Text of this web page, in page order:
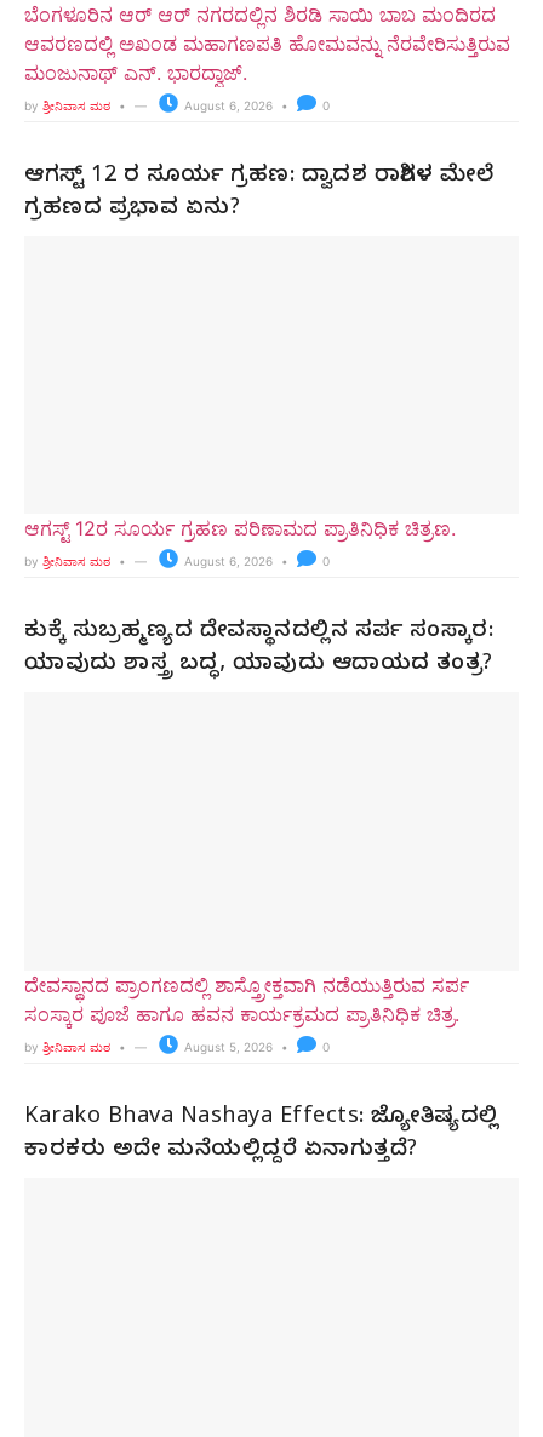
ಬೆಂಗಳೂರಿನ ಆರ್ ಆರ್ ನಗರದಲ್ಲಿನ ಶಿರಡಿ ಸಾಯಿ ಬಾಬ ಮಂದಿರದ
ಆವರಣದಲ್ಲಿ ಅಖಂಡ ಮಹಾಗಣಪತಿ ಹೋಮವನ್ನು ನೆರವೇರಿಸುತ್ತಿರುವ
ಮಂಜುನಾಥ್ ಎನ್. ಭಾರದ್ವಾಜ್.
by ಶ್ರೀನಿವಾಸ ಮಠ August 6, 2026 0
ಆಗಸ್ಟ್ 12 ರ ಸೂರ್ಯ ಗ್ರಹಣ: ದ್ವಾದಶ ರಾಶಿಗಳ ಮೇಲೆ
ಗ್ರಹಣದ ಪ್ರಭಾವ ಏನು?
ಆಗಸ್ಟ್ 12ರ ಸೂರ್ಯ ಗ್ರಹಣ ಪರಿಣಾಮದ ಪ್ರಾತಿನಿಧಿಕ ಚಿತ್ರಣ.
by ಶ್ರೀನಿವಾಸ ಮಠ August 6, 2026 0
ಕುಕ್ಕೆ ಸುಬ್ರಹ್ಮಣ್ಯದ ದೇವಸ್ಥಾನದಲ್ಲಿನ ಸರ್ಪ ಸಂಸ್ಕಾರ:
ಯಾವುದು ಶಾಸ್ತ್ರ ಬದ್ಧ, ಯಾವುದು ಆದಾಯದ ತಂತ್ರ?
ದೇವಸ್ಥಾನದ ಪ್ರಾಂಗಣದಲ್ಲಿ ಶಾಸ್ತ್ರೋಕ್ತವಾಗಿ ನಡೆಯುತ್ತಿರುವ ಸರ್ಪ
ಸಂಸ್ಕಾರ ಪೂಜೆ ಹಾಗೂ ಹವನ ಕಾರ್ಯಕ್ರಮದ ಪ್ರಾತಿನಿಧಿಕ ಚಿತ್ರ.
by ಶ್ರೀನಿವಾಸ ಮಠ August 5, 2026 0
Karako Bhava Nashaya Effects: ಜ್ಯೋತಿಷ್ಯದಲ್ಲಿ
ಕಾರಕರು ಅದೇ ಮನೆಯಲ್ಲಿದ್ದರೆ ಏನಾಗುತ್ತದೆ?